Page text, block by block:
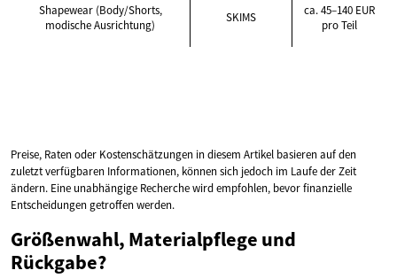
Shapewear (Body/Shorts,
modische Ausrichtung)
SKIMS
ca. 45–140 EUR
pro Teil
Preise, Raten oder Kostenschätzungen in diesem Artikel basieren auf den
zuletzt verfügbaren Informationen, können sich jedoch im Laufe der Zeit
ändern. Eine unabhängige Recherche wird empfohlen, bevor finanzielle
Entscheidungen getroffen werden.
Größenwahl, Materialpflege und
Rückgabe?